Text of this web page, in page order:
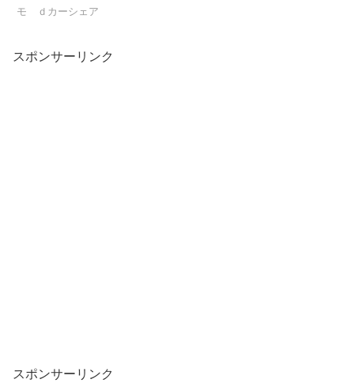
モ ｄカーシェア
スポンサーリンク
スポンサーリンク